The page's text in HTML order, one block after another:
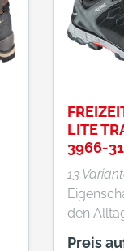
LITE
3966-31
13
den
geeignet • Wasserdicht
Preis